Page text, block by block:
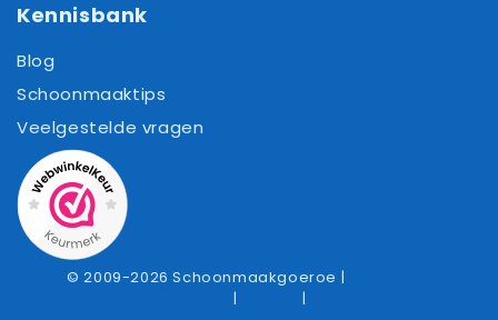
Kennisbank
Blog
Schoonmaaktips
Veelgestelde vragen
© 2009-2026 Schoonmaakgoeroe |
| |